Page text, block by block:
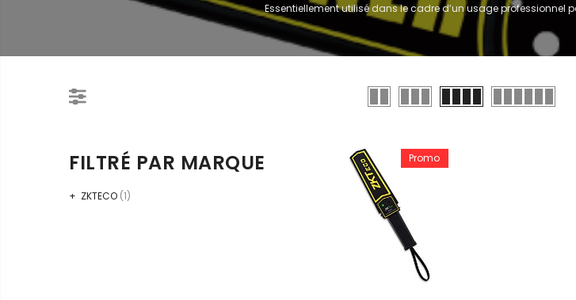
Essentiellement utilisé dans le cadre d’un usage professionnel
Promo
FILTRÉ PAR MARQUE
ZKTECO (1)